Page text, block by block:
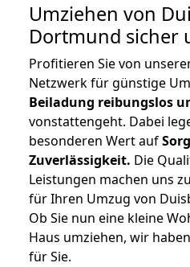
Umziehen von
Dortmund sicher
Profitieren Sie von
Netzwerk für günstige
Beiladung reibungslos
vonstattengeht. Dabei
besonderen Wert auf
Zuverlässigkeit. Die
Leistungen machen uns
für Ihren Umzug von
Ob Sie nun eine kleine
Haus umziehen, wir
für Sie.